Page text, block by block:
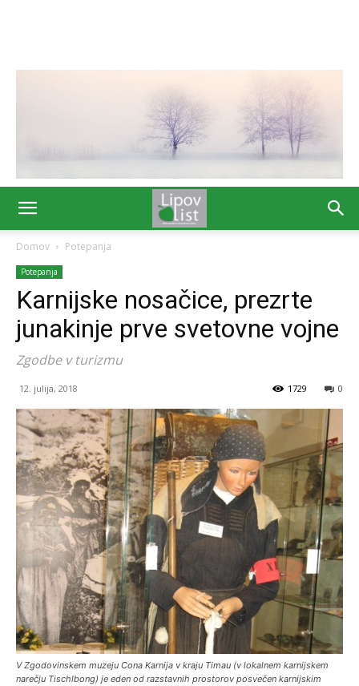
Domov Potepanja
Potepanja
Karnijske nosačice, prezrte
junakinje prve svetovne vojne
Zgodbe v turizmu
12. julija, 2018 0
1729
V Zgodovinskem muzeju Cona Karnija v kraju Timau (v lokalnem karnijskem
narečju Tischlbong) je eden od razstavnih prostorov posvečen karnijskim